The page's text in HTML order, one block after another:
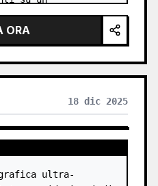
cittadino,
dimensionale
ORA
18 dic 2025
ultra-